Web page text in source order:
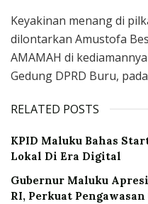
Keyakinan menang di
dilontarkan Amustofa
AMAMAH di
Gedung DPRD Buru,
RELATED POSTS
KPID Maluku Bahas
Lokal Di Era Digital
Gubernur Maluku
RI, Perkuat